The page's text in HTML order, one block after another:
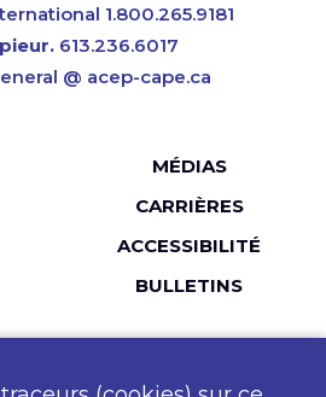
1.800.265.9181
613.236.6017
@ acep-cape.ca
MÉDIAS
CARRIÈRES
ACCESSIBILITÉ
BULLETINS